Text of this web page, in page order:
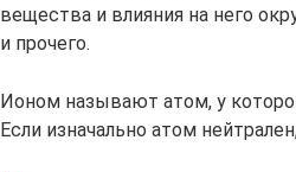
вещества и влияния на него
и прочего.
Ионом называют атом, у
Если изначально атом